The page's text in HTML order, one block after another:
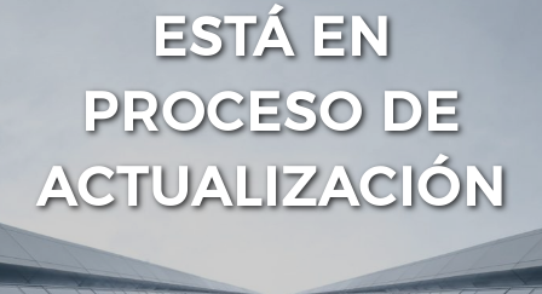
ESTÁ EN
PROCESO DE
ACTUALIZACIÓN